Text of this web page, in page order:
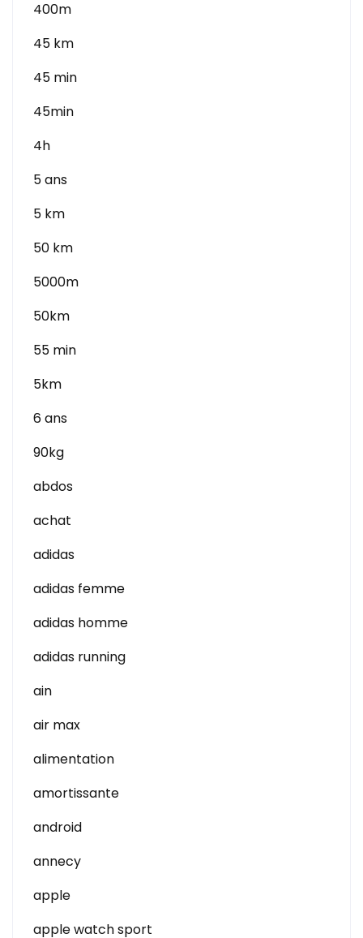
400m
45 km
45 min
45min
4h
5 ans
5 km
50 km
5000m
50km
55 min
5km
6 ans
90kg
abdos
achat
adidas
adidas femme
adidas homme
adidas running
ain
air max
alimentation
amortissante
android
annecy
apple
apple watch sport